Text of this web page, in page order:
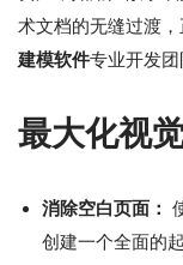
术文档的无缝过渡
建模软件专业开发团
最大化视
消除空白页面：
创建一个全面的起